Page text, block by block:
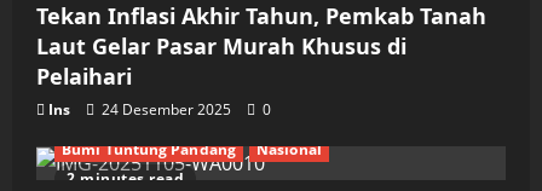
Tekan Inflasi Akhir Tahun, Pemkab Tanah
Laut Gelar Pasar Murah Khusus di
Pelaihari
Ins 24 Desember 2025 0
2 minutes read
Bumi Tuntung Pandang Nasional